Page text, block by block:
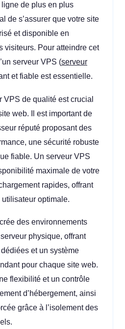
de plus en plus
de s’assurer que votre site
et disponible en
visiteurs. Pour atteindre cet
serveur VPS (serveur
et fiable est essentielle.
VPS de qualité est crucial
web. Il est important de
réputé proposant des
une sécurité robuste
fiable. Un serveur VPS
maximale de votre
rapides, offrant
optimale.
crée des environnements
physique, offrant
et un système
pour chaque site web.
flexibilité et un contrôle
d’hébergement, ainsi
grâce à l’isolement des